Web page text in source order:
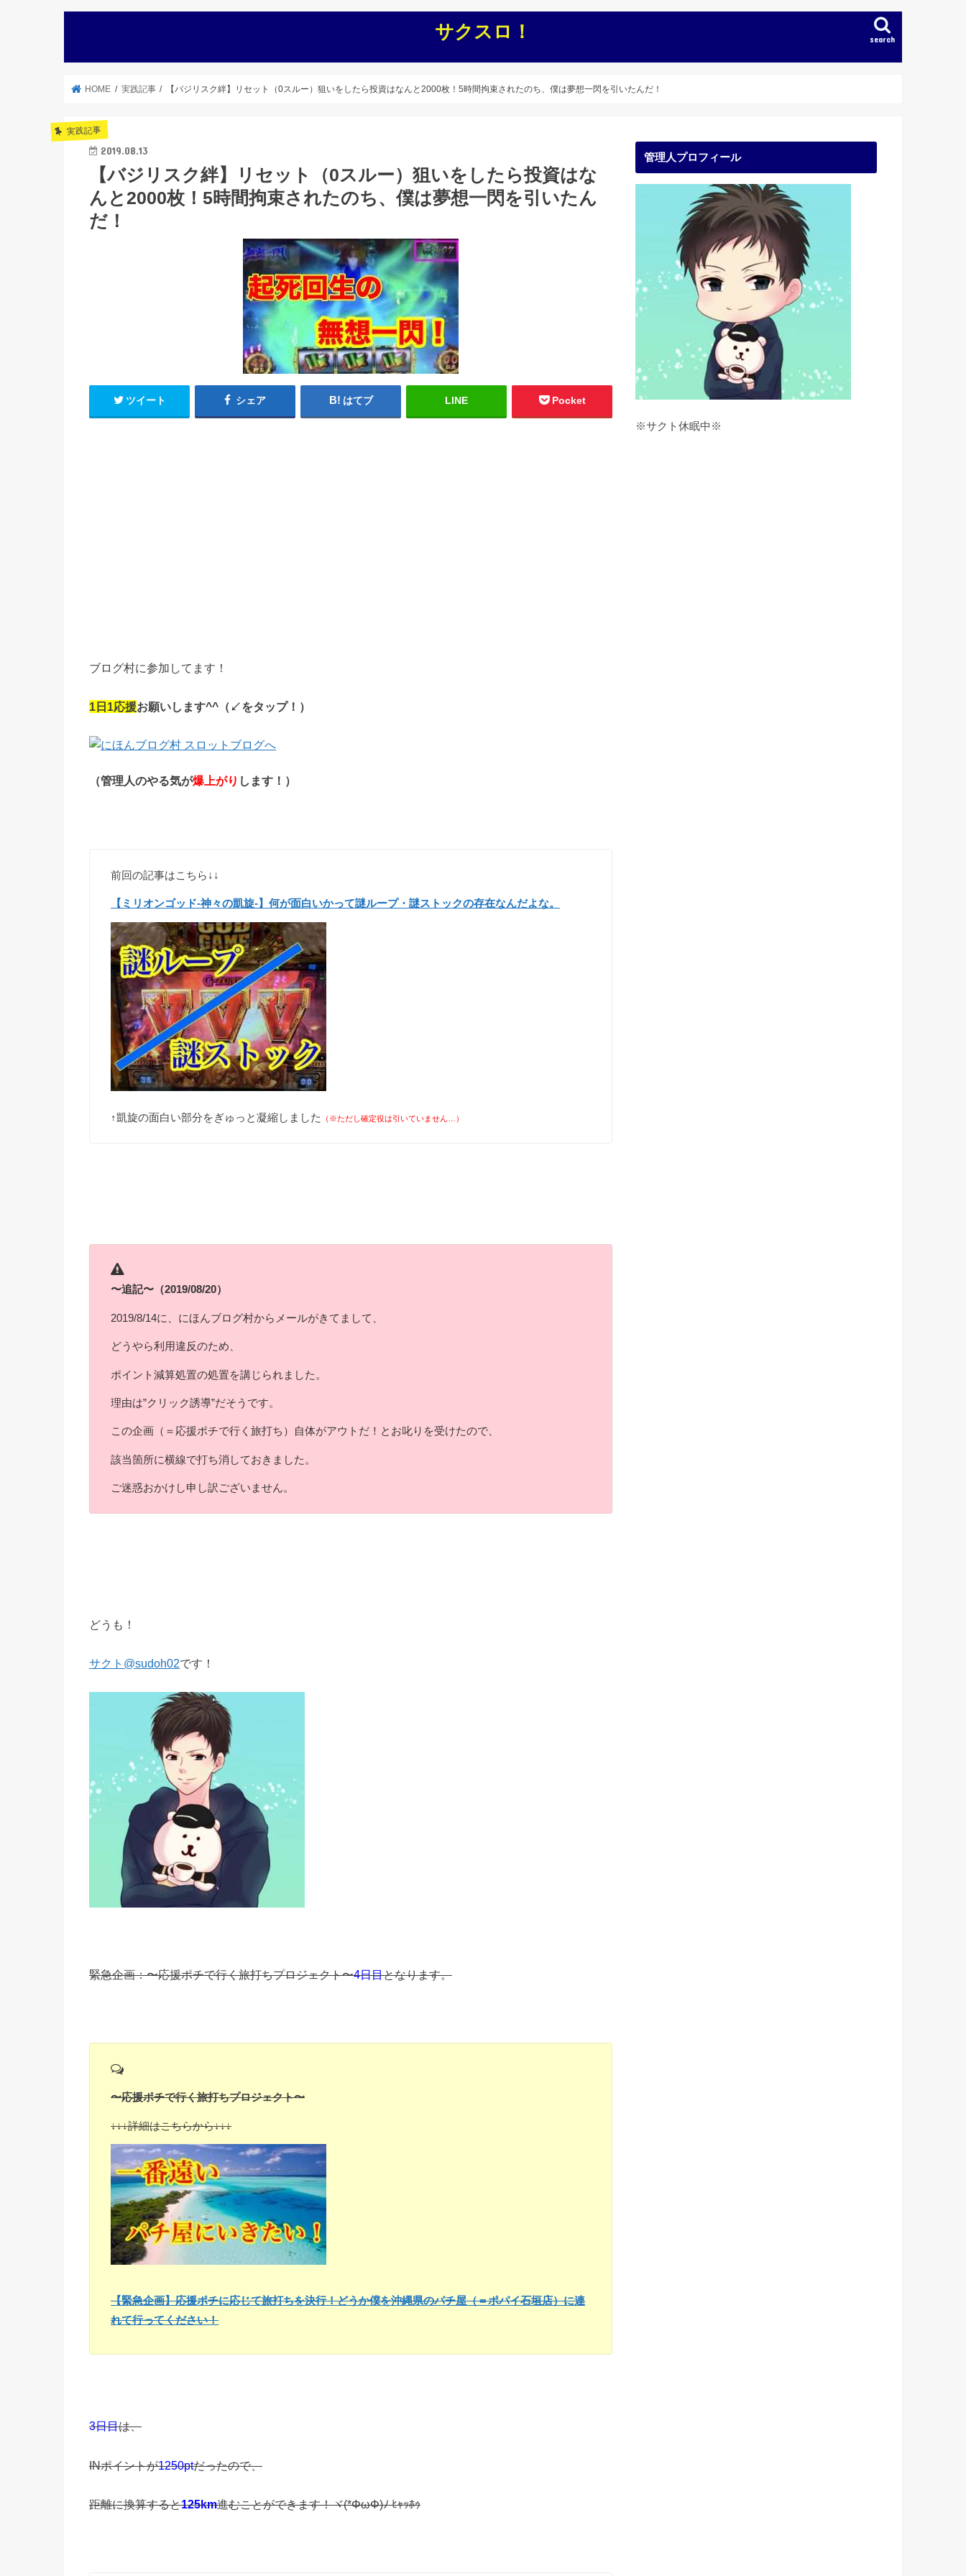
サクスロ！ search
HOME 実践記事 【バジリスク絆】リセット（0スルー）狙いをしたら投資はなんと2000枚！5時間拘束されたのち、僕は夢想一閃を引いたんだ！
実践記事
2019.08.13
【バジリスク絆】リセット（0スルー）狙いをしたら投資はな
んと2000枚！5時間拘束されたのち、僕は夢想一閃を引いたん
だ！
ツイート シェア はてブ LINE Pocket
ブログ村に参加してます！
1 日 1応援お願いします^^ （↙︎をタップ！）
（管理人のやる気が爆上がり します！）
前回の記事はこちら↓↓
【ミリオンゴッド-神々の凱旋-】何が面白いかって謎ループ・謎ストックの存在なんだよな。
↑凱旋の面白い部分をぎゅっと凝縮しました （※ただし確定役は引いていません…）
〜追記〜（2019/08/20）
2019/8/14に、にほんブログ村からメールがきてまして、
どうやら利用違反のため、
ポイント減算処置の処置を講じられました。
理由は”クリック誘導”だそうです。
この企画（＝応援ポチで行く旅打ち）自体がアウトだ！とお叱りを受けたので、
該当箇所に横線で打ち消しておきました。
ご迷惑おかけし申し訳ございません。
どうも！
サクト@sudoh02です！
緊急企画：〜応援ポチで行く旅打ちプロジェクト〜4日目となります。
〜応援ポチで行く旅打ちプロジェクト〜
↓↓↓詳細はこちらから↓↓↓
【緊急企画】応援ポチに応じて旅打ちを決行！どうか僕を沖縄県のパチ屋（＝ポパイ石垣店）に連
れて行ってください！
3日目は、
INポイントが1250ptだったので、
距離に換算すると125km進むことができます！ヾ(*ΦωΦ)ﾉ ﾋｬｯﾎｩ
管理人プロフィール
※サクト休眠中※